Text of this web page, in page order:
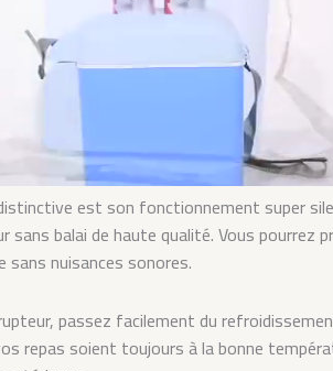
est son fonctionnement super
sans balai de haute qualité. Vous pourrez
sans nuisances sonores.
passez facilement du
repas soient toujours à la bonne